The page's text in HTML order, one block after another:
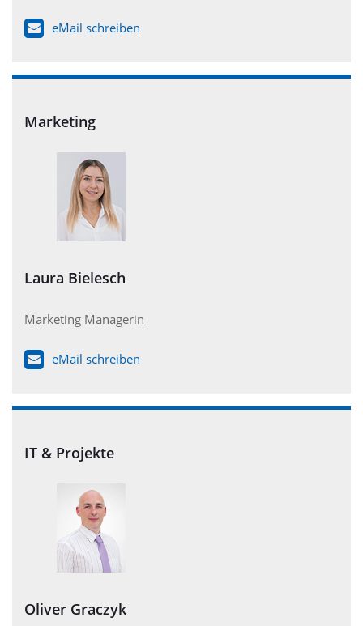
eMail schreiben
Marketing
Laura Bielesch
Marketing Managerin
eMail schreiben
IT & Projekte
Oliver Graczyk